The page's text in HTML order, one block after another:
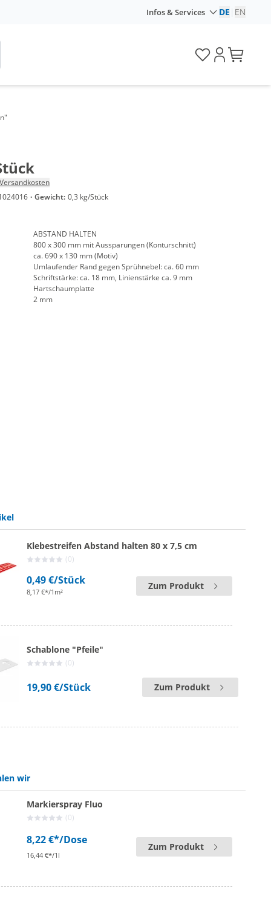
Infos & Services DE EN
Versandkosten
· Gewicht: 0,3 kg/Stück
ABSTAND HALTEN
800 x 300 mm mit Aussparungen (Konturschnitt)
ca. 690 x 130 mm (Motiv)
Umlaufender Rand gegen Sprühnebel: ca. 60 mm
Schriftstärke: ca. 18 mm, Linienstärke ca. 9 mm
Hartschaumplatte
2 mm
Klebestreifen Abstand halten 80 x 7,5 cm
(0)
0,49 €/Stück
8,17 €*/1m²
Zum Produkt
Schablone "Pfeile"
(0)
19,90 €/Stück Zum Produkt
wir
Markierspray Fluo
(0)
8,22 €*/Dose
16,44 €*/1l
Zum Produkt